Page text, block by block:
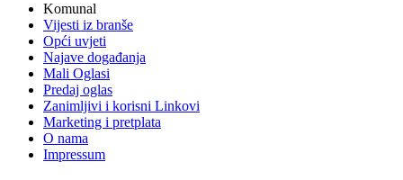
Komunal
Vijesti iz branše
Opći uvjeti
Najave događanja
Mali Oglasi
Predaj oglas
Zanimljivi i korisni Linkovi
Marketing i pretplata
O nama
Impressum